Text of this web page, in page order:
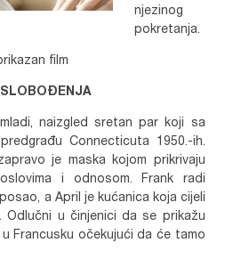
njezinog
pokretanja.
film
naizgled sretan par koji sa
Connecticuta 1950.-ih.
je maska kojom prikrivaju
i odnosom. Frank radi
a April je kućanica koja cijeli
u činjenici da se prikažu
Francusku očekujući da će tamo